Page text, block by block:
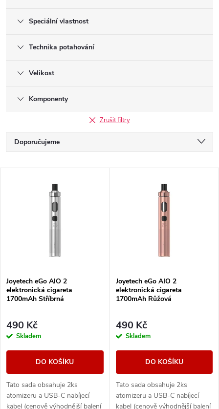
Speciální vlastnost
Technika potahování
Velikost
Komponenty
Zrušit filtry
Ř
a
p
r
o
u
Doporučujeme
Nejprodávanější
s
p
r
o
d
u
Joyetech eGo AIO 2
elektronická cigareta
1700mAh Stříbrná
490 Kč
Skladem
DO KOŠÍKU
Tato sada obsahuje 2ks
atomizeru a USB-C nabíjecí
kabel (cenově výhodnější balení
Joyetech eGo AIO 2
elektronická cigareta
1700mAh Růžová
490 Kč
Skladem
DO KOŠÍKU
Tato sada obsahuje 2ks
atomizeru a USB-C nabíjecí
kabel (cenově výhodnější balení